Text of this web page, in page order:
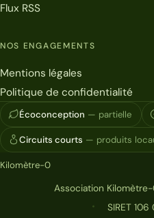
Flux RSS
NOS ENGAGEMENTS
Mentions légales
Politique de confidentialité
Écoconception — partielle
Circuits courts — produits
Kilomètre-0
Association
SIRET